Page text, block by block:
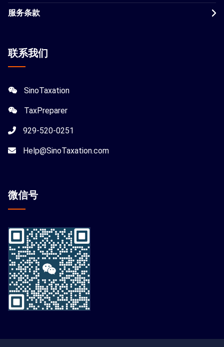
服务条款
联系我们
SinoTaxation
TaxPreparer
929-520-0251
Help@SinoTaxation.com
微信号